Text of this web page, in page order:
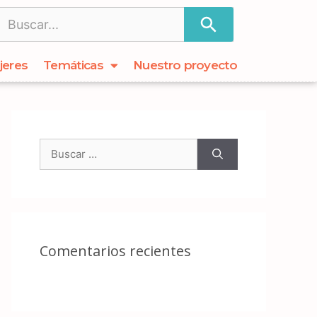
Temáticas Nuestro proyecto
Comentarios recientes